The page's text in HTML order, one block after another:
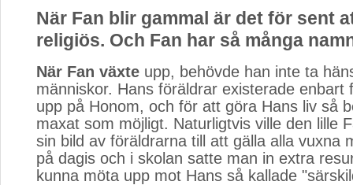
När Fan blir gammal är det för sent
religiös. Och Fan har så många
När Fan växte upp, behövde han inte ta
människor. Hans föräldrar existerade enbart
upp på Honom, och för att göra Hans liv så
maxat som möjligt. Naturligtvis ville den lille
sin bild av föräldrarna till att gälla alla vuxna
på dagis och i skolan satte man in extra
kunna möta upp mot Hans så kallade